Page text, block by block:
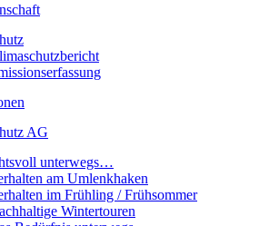
AG
unterwegs…
am Umlenkhaken
im Frühling / Frühsommer
Wintertouren